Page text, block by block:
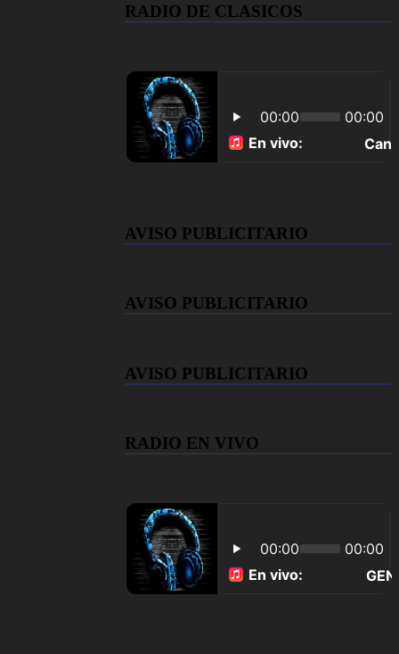
RADIO DE CLASICOS
AVISO PUBLICITARIO
AVISO PUBLICITARIO
AVISO PUBLICITARIO
RADIO EN VIVO